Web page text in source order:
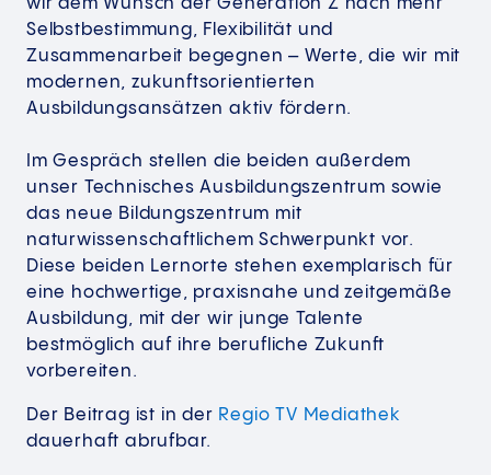
wir dem Wunsch der Generation Z nach mehr
Selbstbestimmung, Flexibilität und
Zusammenarbeit begegnen – Werte, die wir mit
modernen, zukunftsorientierten
Ausbildungsansätzen aktiv fördern.
Im Gespräch stellen die beiden außerdem
unser Technisches Ausbildungszentrum sowie
das neue Bildungszentrum mit
naturwissenschaftlichem Schwerpunkt vor.
Diese beiden Lernorte stehen exemplarisch für
eine hochwertige, praxisnahe und zeitgemäße
Ausbildung, mit der wir junge Talente
bestmöglich auf ihre berufliche Zukunft
vorbereiten.
Der Beitrag ist in der Regio TV Mediathek
dauerhaft abrufbar.